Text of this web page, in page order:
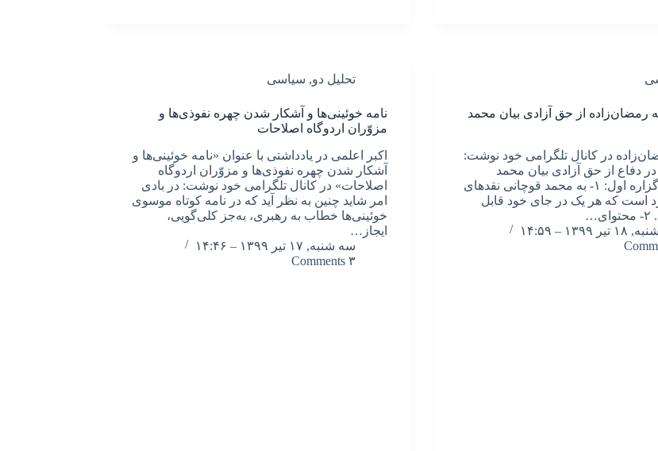
رمضان‌زاده از حق آزادی بیان محمد
در کانال تلگرامی خود نوشت:
در دفاع از حق آزادی بیان محمد
قوچانی دو گزاره اول: ۱- به محمد قوچانی نقدهای
است که هر یک در جای خود قابل
۱۳۹۹ – ۱۴:۵۹
تحلیل دو, سیاسی
نامه خوئینی‌ها و آشکار شدن چهره نفوذی‌ها و
مزوّران اردوگاه اصلاحات
اکبر اعلمی در یادداشتی با عنوان «نامه خوئینی‌ها و
آشکار شدن چهره نفوذی‌ها و مزوّران اردوگاه
اصلاحات» در کانال تلگرامی خود نوشت: در بادی
امر شاید چنین به نظر آید که در نامه کوتاه موسوی
خوئینی‌ها خطاب به رهبری، به‌جز کلی‌گویی،
ایجاز…
سه شنبه, ۱۷ تیر ۱۳۹۹ – ۱۴:۴۶
۳ Comments